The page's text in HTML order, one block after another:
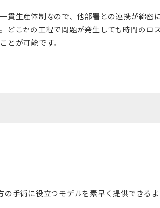
貫生産体制なので、他部署との連携が綿密
どこかの工程で問題が発生しても時間のロ
とが可能です。
手術に役立つモデルを素早く提供できる